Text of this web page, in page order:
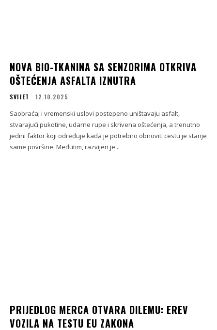
NOVA BIO-TKANINA SA SENZORIMA OTKRIVA
OŠTEĆENJA ASFALTA IZNUTRA
SVIJET 12.10.2025
Saobraćaj i vremenski uslovi postepeno uništavaju asfalt,
stvarajući pukotine, udarne rupe i skrivena oštećenja, a trenutno
jedini faktor koji određuje kada je potrebno obnoviti cestu je stanje
same površine. Međutim, razvijen je...
PRIJEDLOG MERCA OTVARA DILEMU: EREV
VOZILA NA TESTU EU ZAKONA